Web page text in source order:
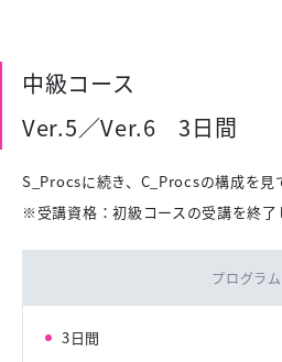
中級コース
Ver.5／Ver.6 3日間
S_Procsに続き、C_Procsの構成を見
※受講資格：初級コースの受講を終了
プログラム
3日間